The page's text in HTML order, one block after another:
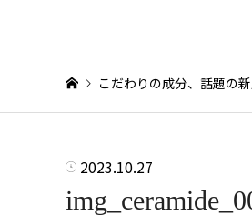
こだわりの成分、話題の
2023.10.27